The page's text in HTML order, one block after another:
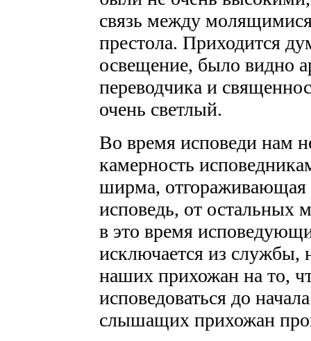
связь между
престола. Приходится
освещение, было видно
переводчика и
очень светлый.
Во время исповеди нам
камерность
ширма, отгораживающая
исповедь, от остальных
в это время
исключается из службы,
наших прихожан на то,
исповедоваться до
слышащих прихожан